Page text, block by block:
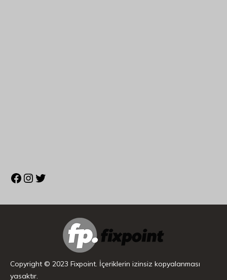
Copyright © 2023 Fixpoint. İçeriklerin izinsiz kopyalanması
yasaktır.